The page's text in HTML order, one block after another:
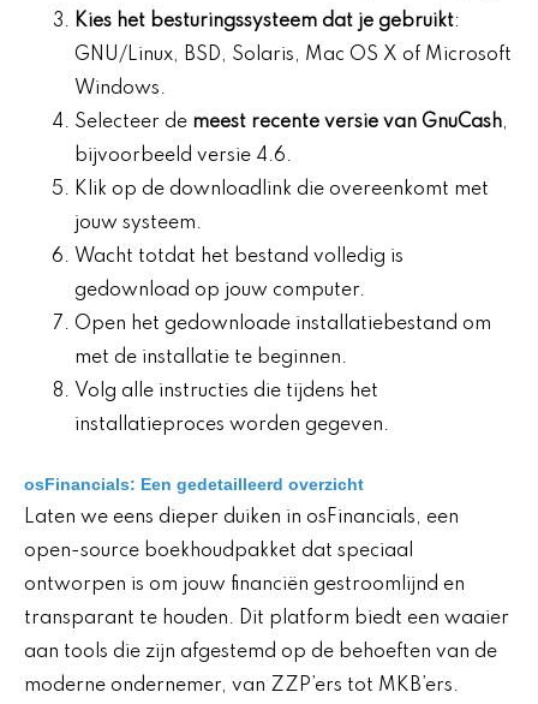
Kies het besturingssysteem dat je gebruikt:
GNU/Linux, BSD, Solaris, Mac OS X of Microsoft
Windows.
Selecteer de meest recente versie van GnuCash,
bijvoorbeeld versie 4.6.
Klik op de downloadlink die overeenkomt met
jouw systeem.
Wacht totdat het bestand volledig is
gedownload op jouw computer.
Open het gedownloade installatiebestand om
met de installatie te beginnen.
Volg alle instructies die tijdens het
installatieproces worden gegeven.
osFinancials: Een gedetailleerd overzicht
Laten we eens dieper duiken in osFinancials, een
open-source boekhoudpakket dat speciaal
ontworpen is om jouw financiën gestroomlijnd en
transparant te houden. Dit platform biedt een waaier
aan tools die zijn afgestemd op de behoeften van de
moderne ondernemer, van ZZP’ers tot MKB’ers.